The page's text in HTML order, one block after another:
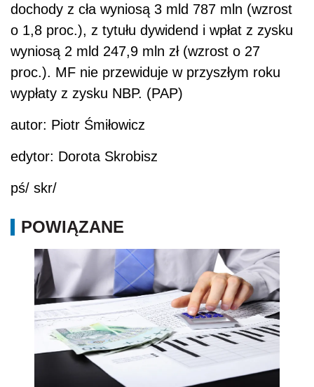
dochody z cła wyniosą 3 mld 787 mln (wzrost
o 1,8 proc.), z tytułu dywidend i wpłat z zysku
wyniosą 2 mld 247,9 mln zł (wzrost o 27
proc.). MF nie przewiduje w przyszłym roku
wypłaty z zysku NBP. (PAP)
autor: Piotr Śmiłowicz
edytor: Dorota Skrobisz
pś/ skr/
POWIĄZANE